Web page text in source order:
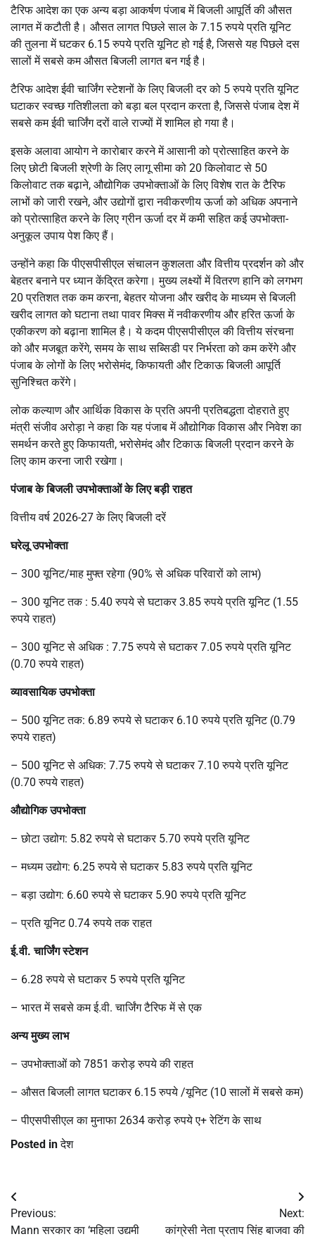
टैरिफ आदेश का एक अन्य बड़ा आकर्षण पंजाब में बिजली आपूर्ति की औसत
लागत में कटौती है। औसत लागत पिछले साल के 7.15 रुपये प्रति यूनिट
की तुलना में घटकर 6.15 रुपये प्रति यूनिट हो गई है, जिससे यह पिछले दस
सालों में सबसे कम औसत बिजली लागत बन गई है।
टैरिफ आदेश ईवी चार्जिंग स्टेशनों के लिए बिजली दर को 5 रुपये प्रति यूनिट
घटाकर स्वच्छ गतिशीलता को बड़ा बल प्रदान करता है, जिससे पंजाब देश में
सबसे कम ईवी चार्जिंग दरों वाले राज्यों में शामिल हो गया है।
इसके अलावा आयोग ने कारोबार करने में आसानी को प्रोत्साहित करने के
लिए छोटी बिजली श्रेणी के लिए लागू सीमा को 20 किलोवाट से 50
किलोवाट तक बढ़ाने, औद्योगिक उपभोक्ताओं के लिए विशेष रात के टैरिफ
लाभों को जारी रखने, और उद्योगों द्वारा नवीकरणीय ऊर्जा को अधिक अपनाने
को प्रोत्साहित करने के लिए ग्रीन ऊर्जा दर में कमी सहित कई उपभोक्ता-
अनुकूल उपाय पेश किए हैं।
उन्होंने कहा कि पीएसपीसीएल संचालन कुशलता और वित्तीय प्रदर्शन को और
बेहतर बनाने पर ध्यान केंद्रित करेगा। मुख्य लक्ष्यों में वितरण हानि को लगभग
20 प्रतिशत तक कम करना, बेहतर योजना और खरीद के माध्यम से बिजली
खरीद लागत को घटाना तथा पावर मिक्स में नवीकरणीय और हरित ऊर्जा के
एकीकरण को बढ़ाना शामिल है। ये कदम पीएसपीसीएल की वित्तीय संरचना
को और मजबूत करेंगे, समय के साथ सब्सिडी पर निर्भरता को कम करेंगे और
पंजाब के लोगों के लिए भरोसेमंद, किफायती और टिकाऊ बिजली आपूर्ति
सुनिश्चित करेंगे।
लोक कल्याण और आर्थिक विकास के प्रति अपनी प्रतिबद्धता दोहराते हुए
मंत्री संजीव अरोड़ा ने कहा कि यह पंजाब में औद्योगिक विकास और निवेश का
समर्थन करते हुए किफायती, भरोसेमंद और टिकाऊ बिजली प्रदान करने के
लिए काम करना जारी रखेगा।
पंजाब के बिजली उपभोक्ताओं के लिए बड़ी राहत
वित्तीय वर्ष 2026-27 के लिए बिजली दरें
घरेलू उपभोक्ता
– 300 यूनिट/माह मुफ्त रहेगा (90% से अधिक परिवारों को लाभ)
– 300 यूनिट तक : 5.40 रुपये से घटाकर 3.85 रुपये प्रति यूनिट (1.55
रुपये राहत)
– 300 यूनिट से अधिक : 7.75 रुपये से घटाकर 7.05 रुपये प्रति यूनिट
(0.70 रुपये राहत)
व्यावसायिक उपभोक्ता
– 500 यूनिट तक: 6.89 रुपये से घटाकर 6.10 रुपये प्रति यूनिट (0.79
रुपये राहत)
– 500 यूनिट से अधिक: 7.75 रुपये से घटाकर 7.10 रुपये प्रति यूनिट
(0.70 रुपये राहत)
औद्योगिक उपभोक्ता
– छोटा उद्योग: 5.82 रुपये से घटाकर 5.70 रुपये प्रति यूनिट
– मध्यम उद्योग: 6.25 रुपये से घटाकर 5.83 रुपये प्रति यूनिट
– बड़ा उद्योग: 6.60 रुपये से घटाकर 5.90 रुपये प्रति यूनिट
– प्रति यूनिट 0.74 रुपये तक राहत
ई.वी. चार्जिंग स्टेशन
– 6.28 रुपये से घटाकर 5 रुपये प्रति यूनिट
– भारत में सबसे कम ई.वी. चार्जिंग टैरिफ में से एक
अन्य मुख्य लाभ
– उपभोक्ताओं को 7851 करोड़ रुपये की राहत
– औसत बिजली लागत घटाकर 6.15 रुपये /यूनिट (10 सालों में सबसे कम)
– पीएसपीसीएल का मुनाफा 2634 करोड़ रुपये ए+ रेटिंग के साथ
Posted inदेश
Post
navigation
Previous:
Mann सरकार का ‘महिला उद्यमी
Next:
कांग्रेसी नेता प्रताप सिंह बाजवा की